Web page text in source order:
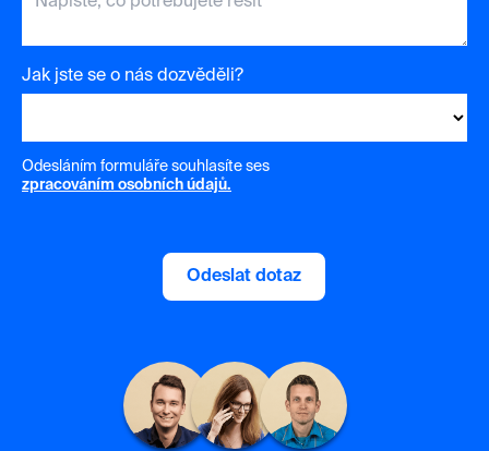
Jak jste se o nás dozvěděli?
Odesláním formuláře souhlasíte ses
zpracováním osobních údajů.
Odeslat dotaz